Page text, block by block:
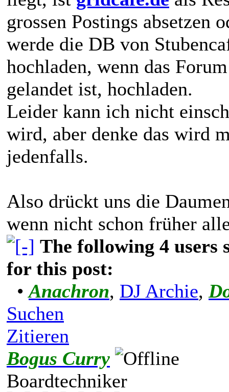
grossen Postings absetzen
werde die DB von
hochladen, wenn das
gelandet ist, hochladen.
Leider kann ich nicht
wird, aber denke das wird
jedenfalls.
Also drückt uns die
wenn nicht schon früher
The following 4 users
for this post:
•Anachron, DJ Archie,
Suchen
Zitieren
Bogus Curry
Boardtechniker